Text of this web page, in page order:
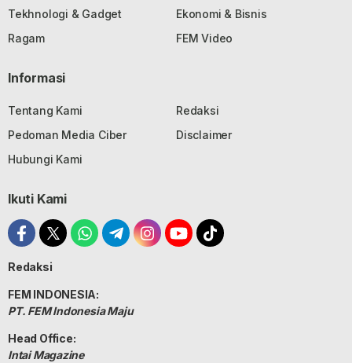
Tekhnologi & Gadget
Ekonomi & Bisnis
Ragam
FEM Video
Informasi
Tentang Kami
Redaksi
Pedoman Media Ciber
Disclaimer
Hubungi Kami
Ikuti Kami
Redaksi
FEM INDONESIA:
PT. FEM Indonesia Maju
Head Office:
Intai Magazine